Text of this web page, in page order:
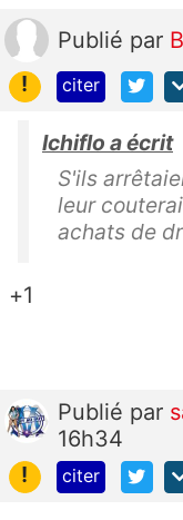
Publié par
!
citer
Ichiflo a écrit
S'ils
leur
achats de
+1
Publié par
16h34
!
citer